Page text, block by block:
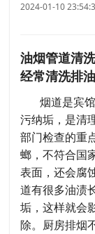
2024-01-10
油烟管道清
经常清洗排
烟道是宾
污纳垢，是清
部门检查的重
螂，不符合国
表面，还会腐
道有很多油渍
垢，这样就会
除。厨房排烟